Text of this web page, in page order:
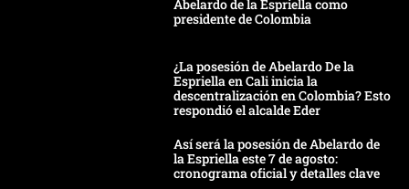
Abelardo de la Espriella como
presidente de Colombia
¿La posesión de Abelardo De la
Espriella en Cali inicia la
descentralización en Colombia? Esto
respondió el alcalde Eder
Así será la posesión de Abelardo de
la Espriella este 7 de agosto:
cronograma oficial y detalles clave